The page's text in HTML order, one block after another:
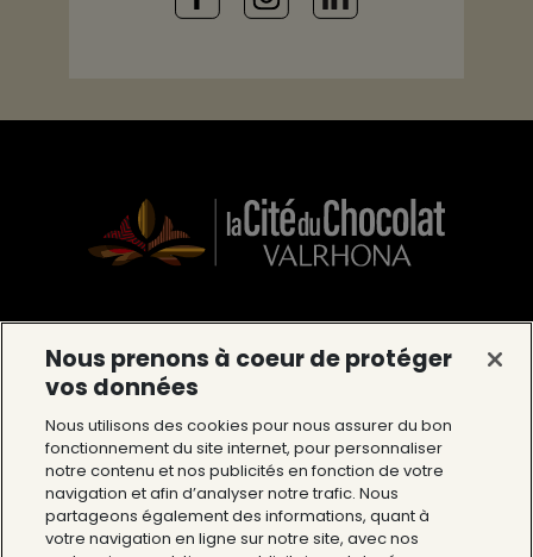
La Cité du Chocolat Valrhona
12 Avenue du Président Roosevelt 26600
Tain l’Hermitage
Tél : 04 75 09 27 27
La Cité du Chocolat
Nous prenons à coeur de protéger
vos données
Nous utilisons des cookies pour nous assurer du bon
fonctionnement du site internet, pour personnaliser
notre contenu et nos publicités en fonction de votre
navigation et afin d’analyser notre trafic. Nous
partageons également des informations, quant à
votre navigation en ligne sur notre site, avec nos